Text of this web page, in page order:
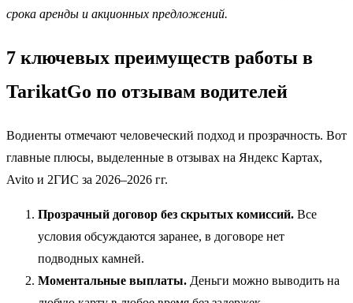
срока аренды и акционных предложений.
7 ключевых преимуществ работы в
TarikatGo по отзывам водителей
Водиенты отмечают человеческий подход и прозрачность. Вот
главные плюсы, выделенные в отзывах на Яндекс Картах,
Avito и 2ГИС за 2026–2026 гг.
Прозрачный договор без скрытых комиссий. Все
условия обсуждаются заранее, в договоре нет
подводных камней.
Моментальные выплаты. Деньги можно выводить на